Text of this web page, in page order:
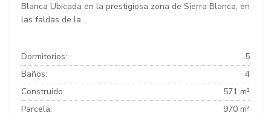
Blanca Ubicada en la prestigiosa zona de Sierra Blanca, en
las faldas de la...
Dormitorios:
5
Baños:
4
Construido:
571 m²
Parcela:
970 m²